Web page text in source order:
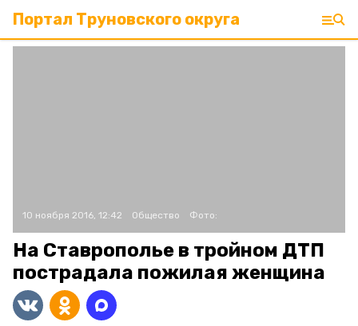
Портал Труновского округа
10 ноября 2016, 12:42 Общество Фото:
На Ставрополье в тройном ДТП
пострадала пожилая женщина